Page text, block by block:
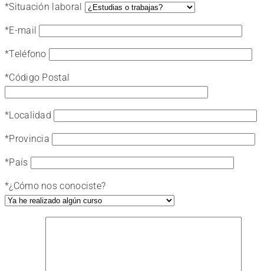
*Situación laboral
*E-mail
*Teléfono
*Código Postal
*Localidad
*Provincia
*País
*¿Cómo nos conociste?